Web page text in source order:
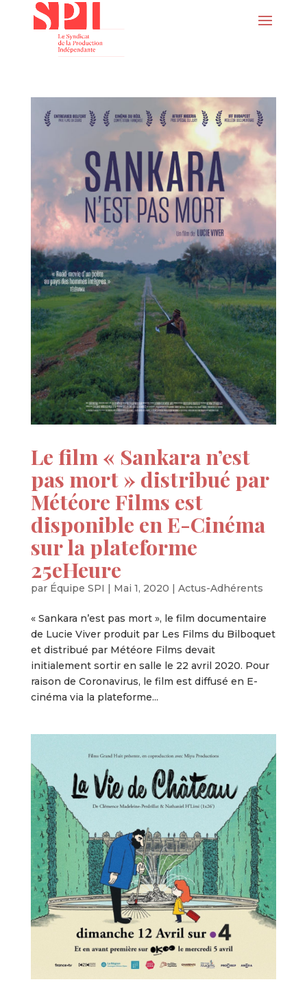
Le film « Sankara n’est
pas mort » distribué par
Météore Films est
disponible en E-Cinéma
sur la plateforme
25eHeure
par Équipe SPI | Mai 1, 2020 | Actus-Adhérents
« Sankara n’est pas mort », le film documentaire
de Lucie Viver produit par Les Films du Bilboquet
et distribué par Météore Films devait
initialement sortir en salle le 22 avril 2020. Pour
raison de Coronavirus, le film est diffusé en E-
cinéma via la plateforme...